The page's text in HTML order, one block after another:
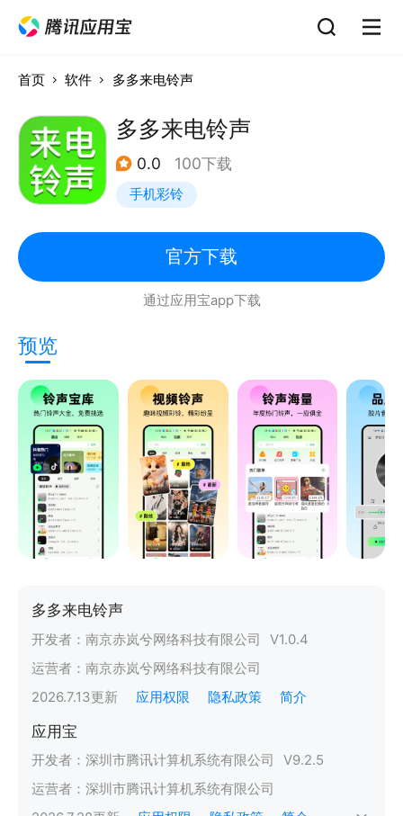
首页 软件 多多来电铃声
多多来电铃声
0.0 100下载
手机彩铃
官方下载
通过应用宝app下载
预览
多多来电铃声
开发者： 南京赤岚兮网络科技有限公司 V1.0.4
运营者： 南京赤岚兮网络科技有限公司
2026.7.13更新 应用权限 隐私政策 简介
应用宝
开发者： 深圳市腾讯计算机系统有限公司 V9.2.5
运营者： 深圳市腾讯计算机系统有限公司